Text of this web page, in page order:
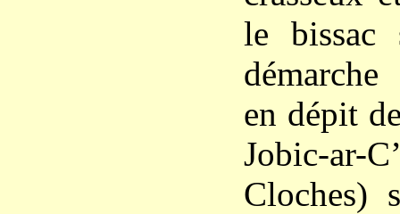
le bissac
en dépit
Jobic-ar-
Cloches)